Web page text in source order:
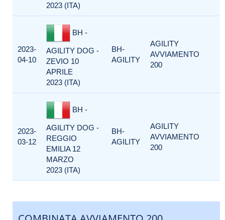
2023 (ITA)
2023-
04-10
BH -
AGILITY DOG -
ZEVIO 10
APRILE
2023 (ITA)
BH-
AGILITY
AGILITY
AVVIAMENTO
200
2023-
03-12
BH -
AGILITY DOG -
REGGIO
EMILIA 12
MARZO
2023 (ITA)
BH-
AGILITY
AGILITY
AVVIAMENTO
200